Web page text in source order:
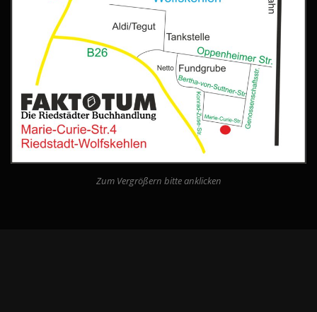
Zum Vergrößern bitte anklicken